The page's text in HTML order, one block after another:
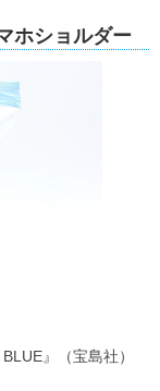
ホショルダー
』（宝島社）